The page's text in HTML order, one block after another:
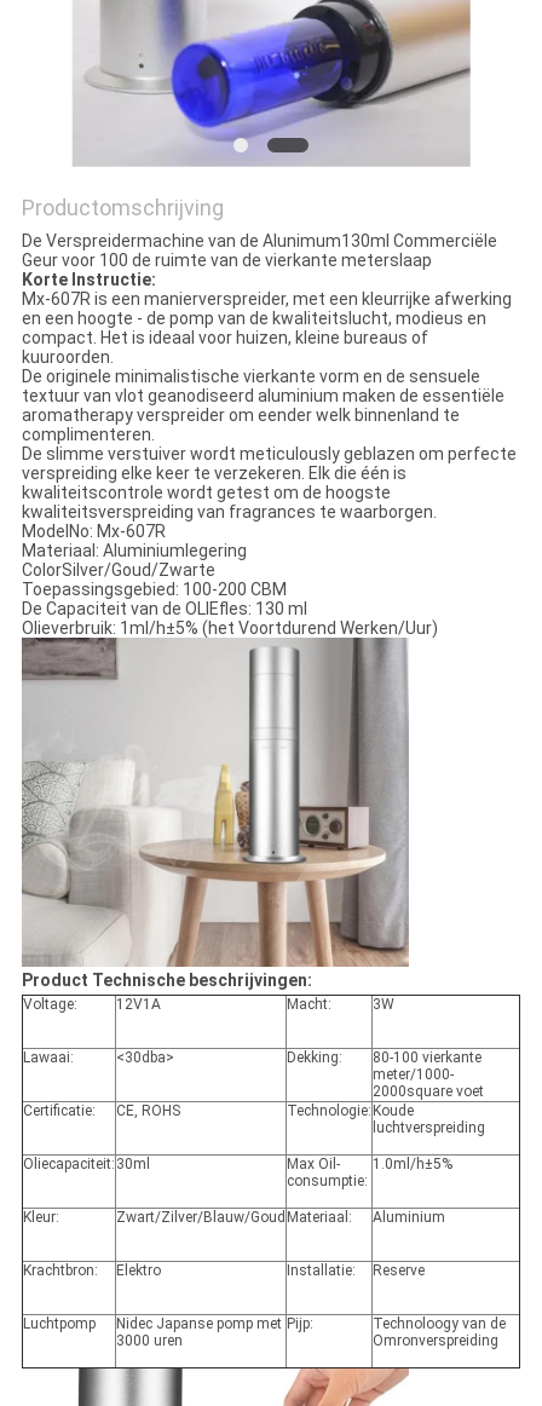
Productomschrijving
De Verspreidermachine van de Alunimum130ml Commerciële
Geur voor 100 de ruimte van de vierkante meterslaap
Korte Instructie:
Mx-607R is een manierverspreider, met een kleurrijke afwerking
en een hoogte - de pomp van de kwaliteitslucht, modieus en
compact. Het is ideaal voor huizen, kleine bureaus of
kuuroorden.
De originele minimalistische vierkante vorm en de sensuele
textuur van vlot geanodiseerd aluminium maken de essentiële
aromatherapy verspreider om eender welk binnenland te
complimenteren.
De slimme verstuiver wordt meticulously geblazen om perfecte
verspreiding elke keer te verzekeren. Elk die één is
kwaliteitscontrole wordt getest om de hoogste
kwaliteitsverspreiding van fragrances te waarborgen.
ModelNo: Mx-607R
Materiaal: Aluminiumlegering
ColorSilver/Goud/Zwarte
Toepassingsgebied: 100-200 CBM
De Capaciteit van de OLIEfles: 130 ml
Olieverbruik: 1ml/h±5% (het Voortdurend Werken/Uur)
Product Technische beschrijvingen:
Voltage: 12V1A Macht: 3W
Lawaai: <30dba> Dekking:
80-100 vierkante
meter/1000-
2000square voet
Certificatie:
CE, ROHS Technologie: Koude
luchtverspreiding
Oliecapaciteit: 30ml
Max Oil-
consumptie:
1.0ml/h±5%
Kleur: Zwart/Zilver/Blauw/Goud Materiaal: Aluminium
Krachtbron: Elektro Installatie: Reserve
Luchtpomp
Nidec Japanse pomp met
3000 uren
Pijp:
Technoloogy van de
Omronverspreiding